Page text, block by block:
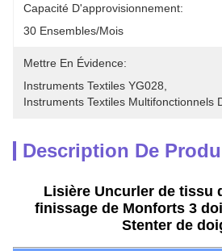
Capacité D'approvisionnement:
30 Ensembles/mois
Mettre En Évidence:
Instruments Textiles YG028
Instruments Textiles Multifonctionnels
Description De
Lisière Uncurler de tissu
finissage de Monforts 3
Stenter de